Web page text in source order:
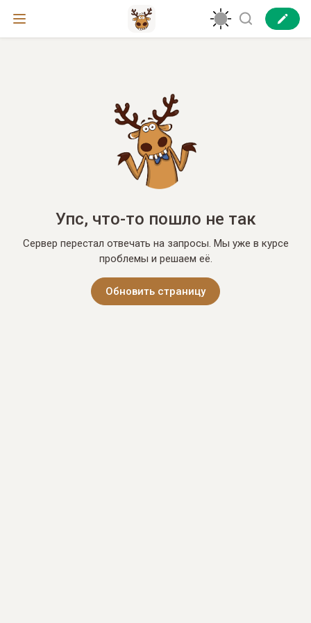
Упс, что-то пошло не так
Сервер перестал отвечать на запросы. Мы уже в курсе
проблемы и решаем её.
Обновить страницу